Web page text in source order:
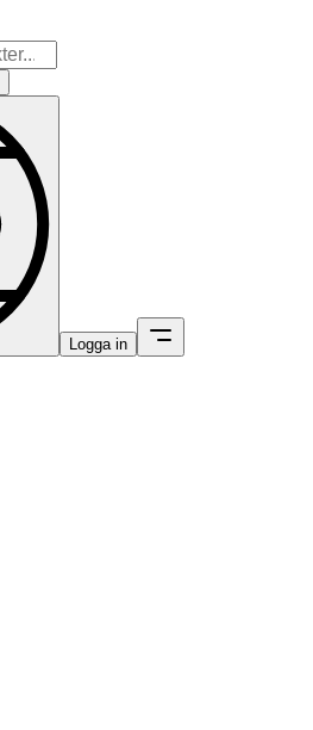
Logga in